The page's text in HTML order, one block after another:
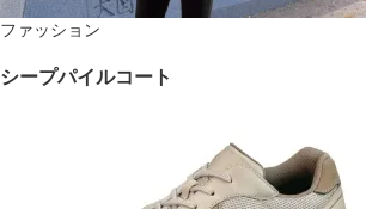
ファッション
シープパイルコート